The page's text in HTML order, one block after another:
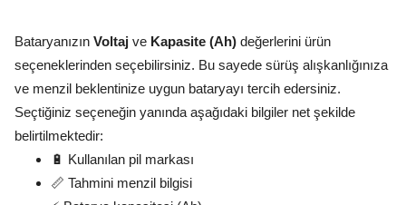
Bataryanızın Voltaj ve Kapasite (Ah) değerlerini ürün
seçeneklerinden seçebilirsiniz. Bu sayede sürüş alışkanlığınıza
ve menzil beklentinize uygun bataryayı tercih edersiniz.
Seçtiğiniz seçeneğin yanında aşağıdaki bilgiler net şekilde
belirtilmektedir:
🔋 Kullanılan pil markası
📏 Tahmini menzil bilgisi